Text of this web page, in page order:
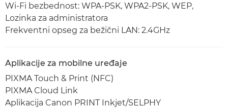
Wi-Fi bezbednost: WPA-PSK, WPA2-PSK, WEP,
Lozinka za administratora
Frekventni opseg za bežični LAN: 2.4GHz
Aplikacije za mobilne uređaje
PIXMA Touch & Print (NFC)
PIXMA Cloud Link
Aplikacija Canon PRINT Inkjet/SELPHY